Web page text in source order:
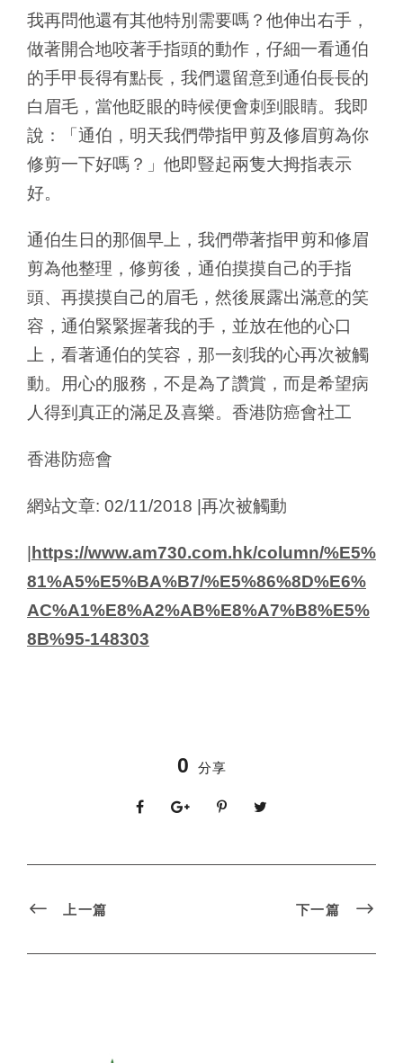
我再問他還有其他特別需要嗎？他伸出右手，
做著開合地咬著手指頭的動作，仔細一看通伯
的手甲長得有點長，我們還留意到通伯長長的
白眉毛，當他眨眼的時候便會刺到眼睛。我即
說：「通伯，明天我們帶指甲剪及修眉剪為你
修剪一下好嗎？」他即豎起兩隻大拇指表示
好。
通伯生日的那個早上，我們帶著指甲剪和修眉
剪為他整理，修剪後，通伯摸摸自己的手指
頭、再摸摸自己的眉毛，然後展露出滿意的笑
容，通伯緊緊握著我的手，並放在他的心口
上，看著通伯的笑容，那一刻我的心再次被觸
動。用心的服務，不是為了讚賞，而是希望病
人得到真正的滿足及喜樂。香港防癌會社工
香港防癌會
網站文章: 02/11/2018 |再次被觸動
|https://www.am730.com.hk/column/%E5%
81%A5%E5%BA%B7/%E5%86%8D%E6%
AC%A1%E8%A2%AB%E8%A7%B8%E5%
8B%95-148303
0 分享
上一篇 下一篇